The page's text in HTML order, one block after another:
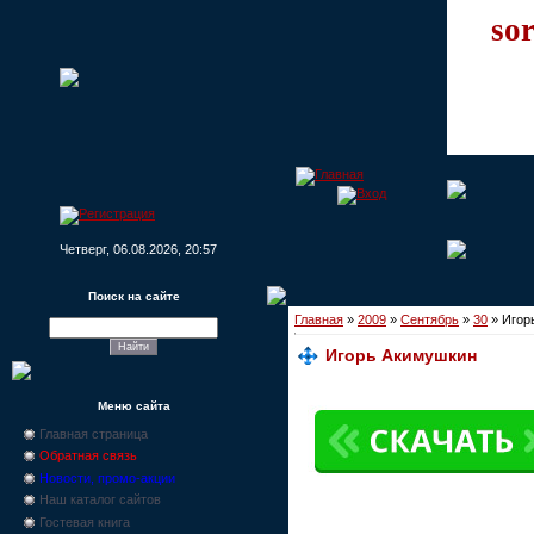
Четверг, 06.08.2026, 20:57
Поиск на сайте
Меню сайта
Главная страница
Обратная связь
Новости, промо-акции
Наш каталог сайтов
Гостевая книга
Главная » 2009 » Сентябрь » 30 »
Игорь Акимушкин